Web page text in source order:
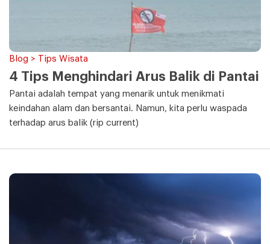
Blog > Tips Wisata
4 Tips Menghindari Arus Balik di Pantai
Pantai adalah tempat yang menarik untuk menikmati
keindahan alam dan bersantai. Namun, kita perlu waspada
terhadap arus balik (rip current)